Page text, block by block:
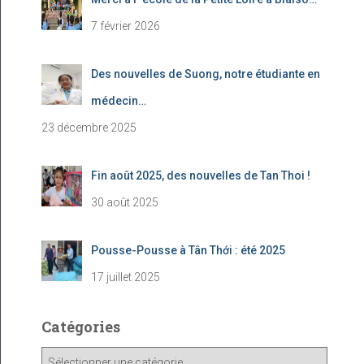
7 février 2026
Des nouvelles de Suong, notre étudiante en
médecin…
23 décembre 2025
Fin août 2025, des nouvelles de Tan Thoi !
30 août 2025
Pousse-Pousse à Tân Thới : été 2025
17 juillet 2025
Catégories